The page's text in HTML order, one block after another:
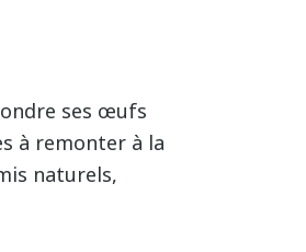
ses œufs
à remonter à la
naturels,